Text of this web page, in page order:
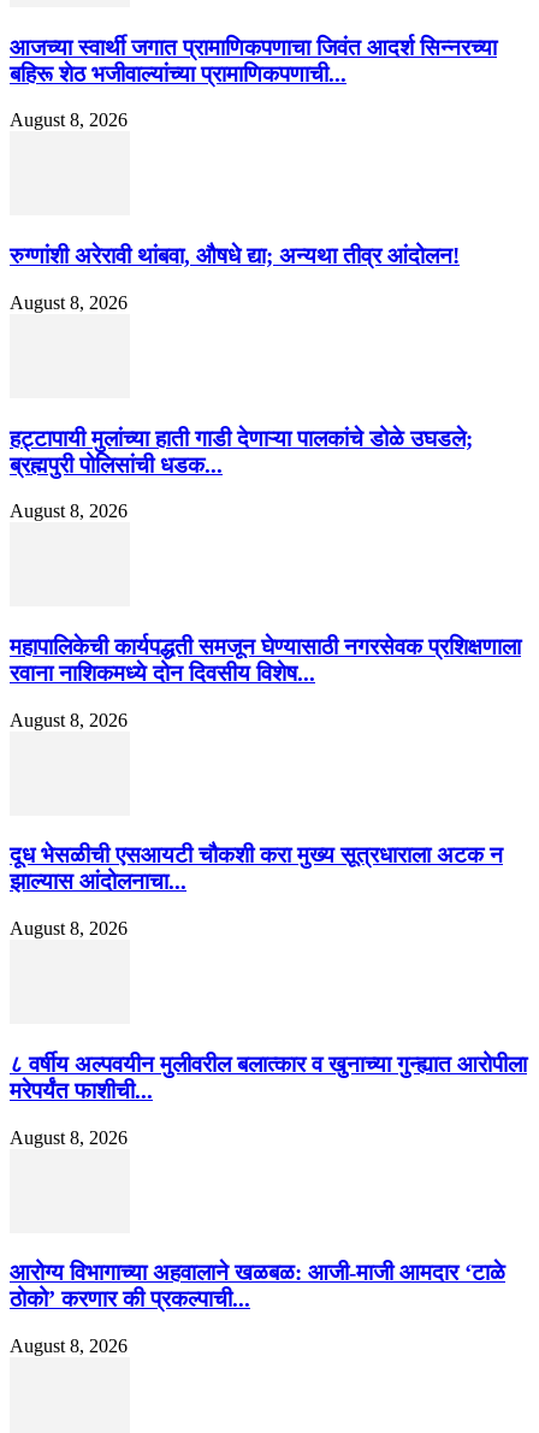
आजच्या स्वार्थी जगात प्रामाणिकपणाचा जिवंत आदर्श सिन्नरच्या
बहिरू शेठ भजीवाल्यांच्या प्रामाणिकपणाची...
August 8, 2026
रुग्णांशी अरेरावी थांबवा, औषधे द्या; अन्यथा तीव्र आंदोलन!
August 8, 2026
हट्टापायी मुलांच्या हाती गाडी देणाऱ्या पालकांचे डोळे उघडले;
ब्रह्मपुरी पोलिसांची धडक...
August 8, 2026
महापालिकेची कार्यपद्धती समजून घेण्यासाठी नगरसेवक प्रशिक्षणाला
रवाना नाशिकमध्ये दोन दिवसीय विशेष...
August 8, 2026
दूध भेसळीची एसआयटी चौकशी करा मुख्य सूत्रधाराला अटक न
झाल्यास आंदोलनाचा...
August 8, 2026
८ वर्षीय अल्पवयीन मुलीवरील बलात्कार व खुनाच्या गुन्ह्यात आरोपीला
मरेपर्यंत फाशीची...
August 8, 2026
आरोग्य विभागाच्या अहवालाने खळबळ: आजी-माजी आमदार ‘टाळे
ठोको’ करणार की प्रकल्पाची...
August 8, 2026